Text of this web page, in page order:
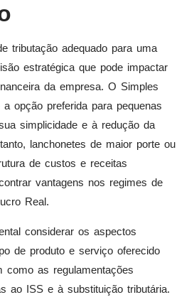
tributação adequado para uma
estratégica que pode impactar
da empresa. O Simples
opção preferida para pequenas
simplicidade e à redução da
lanchonetes de maior porte ou
de custos e receitas
vantagens nos regimes de
Real.
considerar os aspectos
de produto e serviço oferecido
como as regulamentações
ao ISS e à substituição tributária.